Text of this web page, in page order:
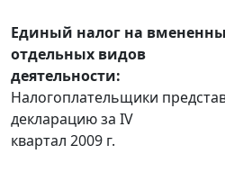
Единый налог на
отдельных видов
деятельности:
Налогоплательщики
декларацию за IV
квартал 2009 г.